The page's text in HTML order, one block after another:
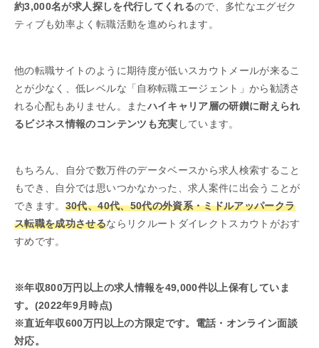
約3,000名が求人探しを代行してくれるので、多忙なエグゼク
ティブも効率よく転職活動を進められます。
他の転職サイトのように期待度が低いスカウトメールが来るこ
とが少なく、低レベルな「自称転職エージェント」から勧誘さ
れる心配もありません。またハイキャリア層の研鑚に耐えられ
るビジネス情報のコンテンツも充実 しています。
もちろん、自分で数万件のデータベースから求人検索すること
もでき、自分では思いつかなかった、求人案件に出会うことが
できます。 30代、40代、50代の外資系・ミドルアッパークラ
ス転職を成功させるならリクルートダイレクトスカウトがおす
すめです。
※年収800万円以上の求人情報を49,000件以上保有していま
す。(2022年9月時点)
※直近年収600万円以上の方限定です。電話・オンライン面談
対応。